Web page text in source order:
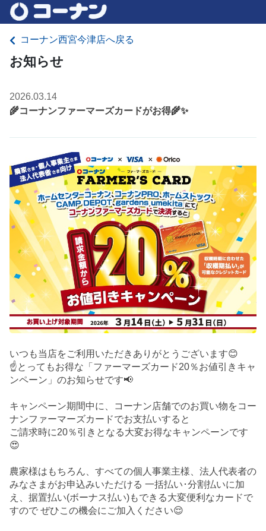
コーナン西宮今津店へ戻る
お知らせ
2026.03.14
🌾コーナンファーマーズカードがお得🌾✨
いつも当店をご利用いただきありがとうございます😊
☝️とってもお得な「ファーマーズカード20％お値引きキャ
ンペーン」のお知らせです📢
キャンペーン期間中に、コーナン店舗でのお買い物をコー
ナンファーマーズカードでお支払いすると
ご請求時に20％引きとなる大変お得なキャンペーンです
😍
農家様はもちろん、すべての個人事業主様、法人代表者の
みなさまがお申込みいただける 一括払い･分割払いに加
え、据置払い(ボーナス払い)もできる大変便利なカードで
すので ぜひこの機会にご加入ください😌